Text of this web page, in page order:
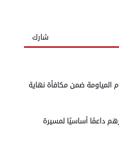
شارك
المياومة ضمن مكافأة نهاية
داعمًا أساسيًا لمسيرة